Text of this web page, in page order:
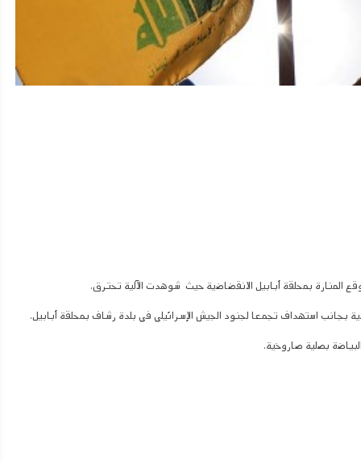
المنارة بمحلقة أبابيل الانقضاضية حيث شوهدت الآلية تحترق.
بجانب استهداف تجمعا لجنود الجيش الإسرائيلي في بلدة رشاف بمحلقة أبابيل.
بصلية صاروخية.